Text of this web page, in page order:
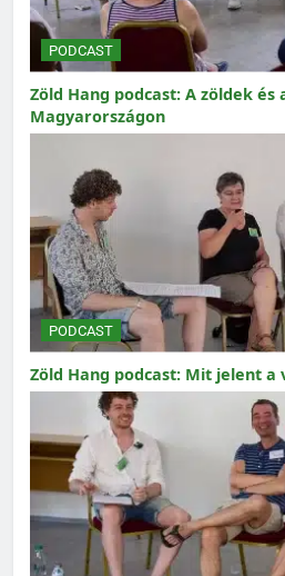
PODCAST
Zöld Hang podcast: A zöldek és
Magyarországon
PODCAST
Zöld Hang podcast: Mit jelent a